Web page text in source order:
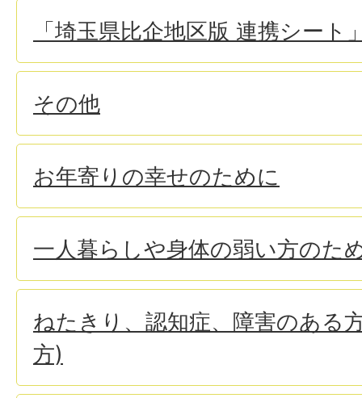
「埼玉県比企地区版 連携シート
その他
お年寄りの幸せのために
一人暮らしや身体の弱い方のた
ねたきり、認知症、障害のある
方)